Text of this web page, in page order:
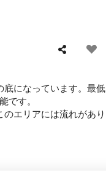
底になっています。最低
です。
エリアには流れがあり